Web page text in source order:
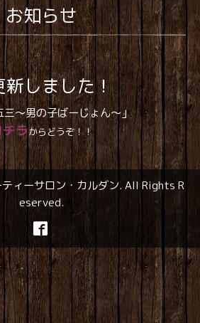
お知らせ
しました！
三～男の子ばーじょん～」
ラからどうぞ！！
ィーサロン・カルダン. All Rights R
eserved.